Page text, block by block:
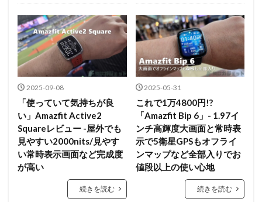
2025-09-08
「使っていて気持ちが良
い」Amazfit Active2
Squareレビュー -屋外でも
見やすい2000nits/見やす
い常時表示画面など完成度
が高い
続きを読む
2025-05-31
これで1万4800円!?
「Amazfit Bip 6」- 1.97イ
ンチ高輝度大画面と常時表
示で5衛星GPSもオフライ
ンマップなど全部入りでお
値段以上の使い心地
続きを読む